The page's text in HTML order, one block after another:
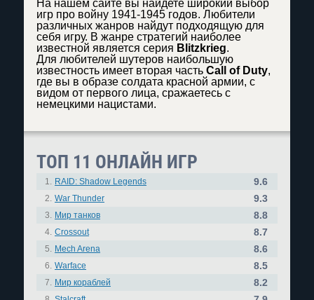
На нашем сайте вы найдете широкий выбор
игр про войну 1941-1945 годов. Любители
различных жанров найдут подходящую для
себя игру. В жанре стратегий наиболее
известной является серия Blitzkrieg.
Для любителей шутеров наибольшую
известность имеет вторая часть Call of Duty,
где вы в образе солдата красной армии, с
видом от первого лица, сражаетесь с
немецкими нацистами.
ТОП 11 ОНЛАЙН ИГР
1. RAID: Shadow Legends 9.6
2. War Thunder 9.3
3. Мир танков 8.8
4. Crossout 8.7
5. Mech Arena 8.6
6. Warface 8.5
7. Мир кораблей 8.2